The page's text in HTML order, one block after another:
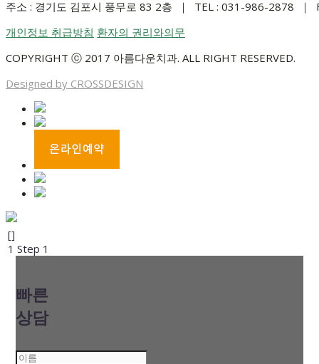
주소 : 경기도 김포시 풍무로 83 2층 ｜ TEL : 031-986-2878 ｜
개인정보 취급방침 환자의 권리와의무
COPYRIGHT ⓒ 2017 아름다운치과. ALL RIGHT RESERVED.
Designed by CROSSDESIGN
[]
1 Step 1
빠른
상담